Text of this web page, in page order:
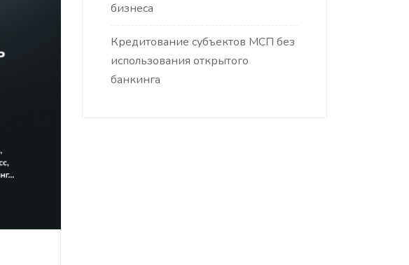
бизнеса
Кредитование субъектов МСП без
использования открытого
банкинга